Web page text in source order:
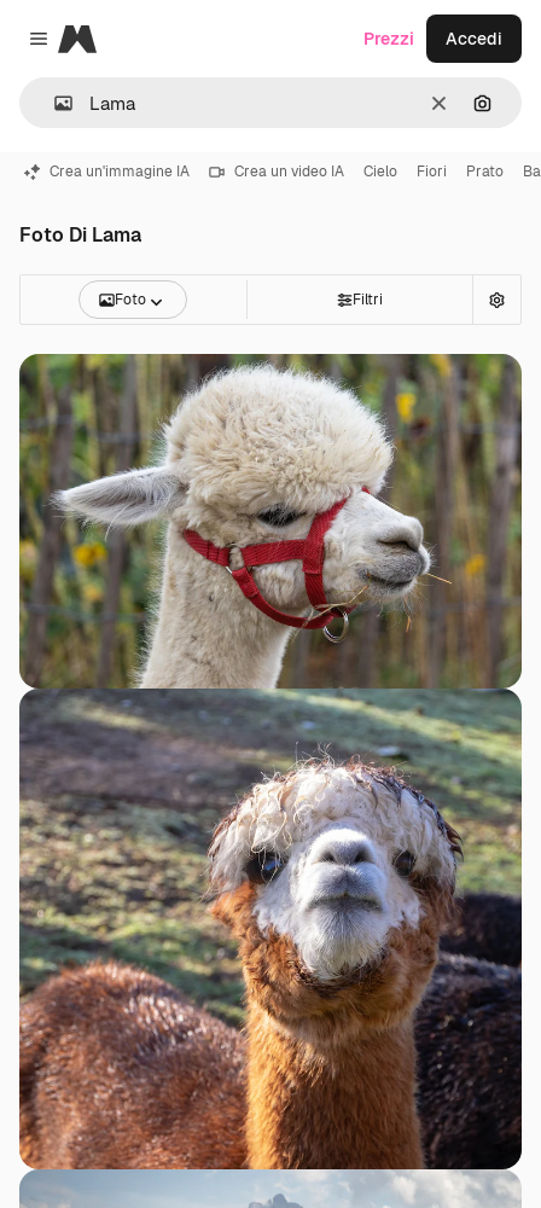
Close menu
Magnific
CancellaCerca
Prezzi Accedi
Crea un'immagine IA Crea un video IA Cielo Fiori Prato
Foto Di Lama
Foto Filtri